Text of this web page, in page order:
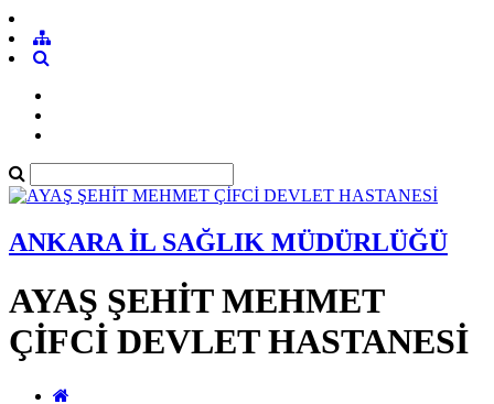
ANKARA İL SAĞLIK MÜDÜRLÜĞÜ
AYAŞ ŞEHİT MEHMET
ÇİFCİ DEVLET HASTANESİ